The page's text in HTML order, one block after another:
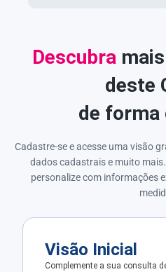
Descubra
deste
de
Cadastre-se e acesse uma visão
dados cadastrais e muito
personalize com informações
Visão Inicial
Complemente a sua consulta